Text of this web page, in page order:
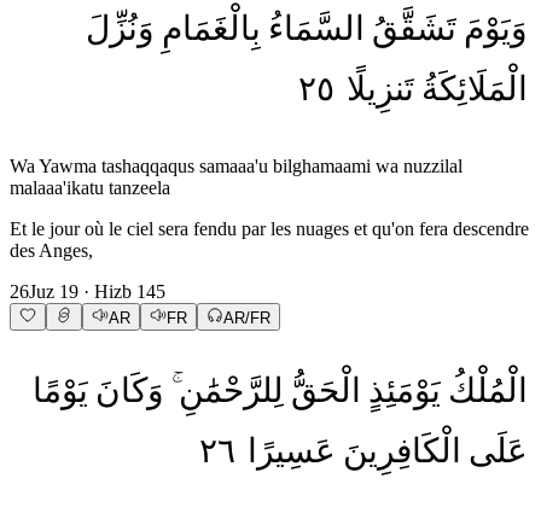
وَيَوْمَ تَشَقَّقُ السَّمَاءُ بِالْغَمَامِ وَنُزِّلَ
الْمَلَائِكَةُ تَنزِيلًا ٢٥
Wa Yawma tashaqqaqus samaaa'u bilghamaami wa nuzzilal
malaaa'ikatu tanzeela
Et le jour où le ciel sera fendu par les nuages et qu'on fera descendre
des Anges,
26Juz 19 · Hizb 145
AR FR AR/FR
الْمُلْكُ يَوْمَئِذٍ الْحَقُّ لِلرَّحْمَٰنِ وَكَانَ يَوْمًا
عَلَى الْكَافِرِينَ عَسِيرًا ٢٦